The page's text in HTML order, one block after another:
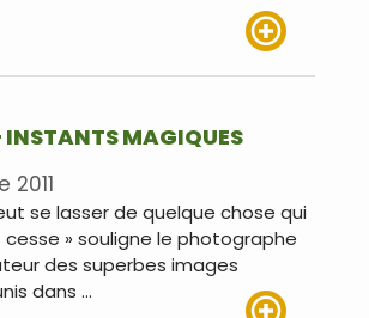
INSTANTS MAGIQUES
se lasser de quelque chose qui
» souligne le photographe
des superbes images
dans …